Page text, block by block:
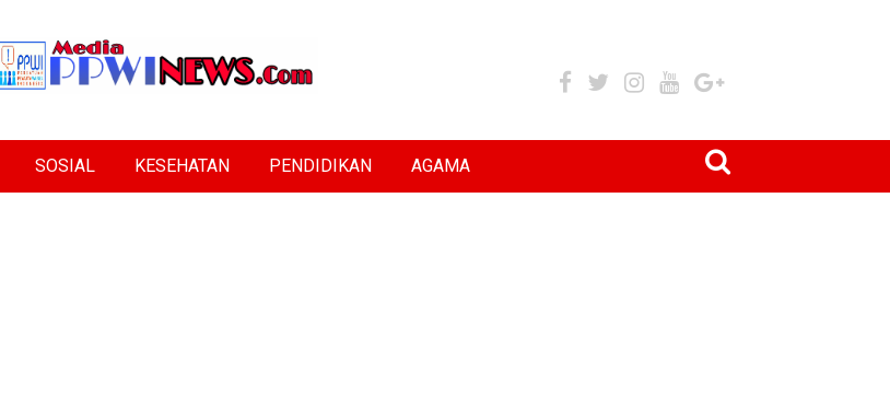
SOSIAL KESEHATAN PENDIDIKAN AGAMA